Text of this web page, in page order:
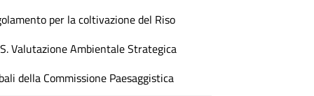
per la coltivazione del Riso
Valutazione Ambientale Strategica
della Commissione Paesaggistica